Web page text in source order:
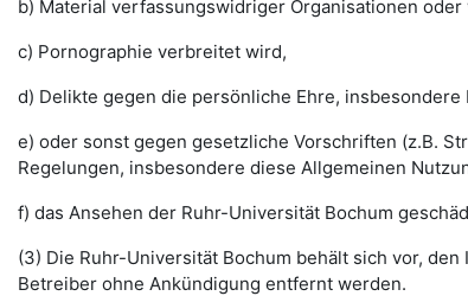
b) Material verfassungswidriger Organisationen
c) Pornographie verbreitet wird,
d) Delikte gegen die persönliche Ehre,
e) oder sonst gegen gesetzliche Vorschriften (z.B.
Regelungen, insbesondere diese Allgemeinen
f) das Ansehen der Ruhr-Universität Bochum
(3) Die Ruhr-Universität Bochum behält sich vor,
Betreiber ohne Ankündigung entfernt werden.